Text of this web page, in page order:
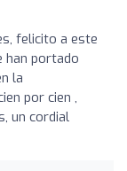
felicito a este
han portado
la
por cien ,
un cordial